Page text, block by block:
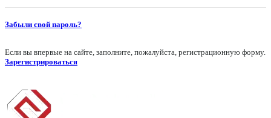
Забыли свой пароль?
Если вы впервые на сайте, заполните, пожалуйста, регистрационную форму.
Зарегистрироваться